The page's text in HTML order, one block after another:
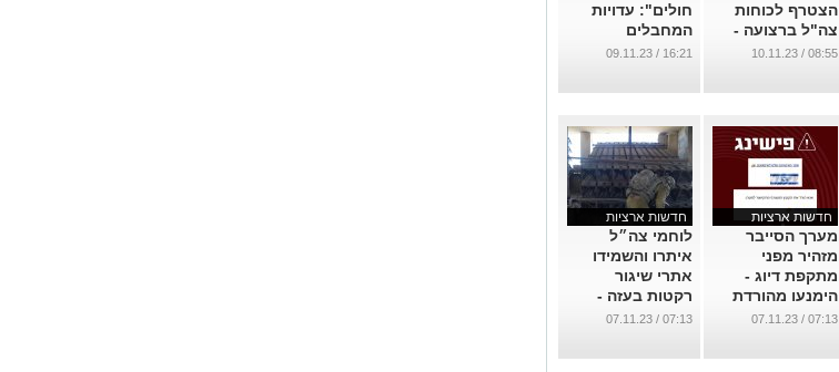
הצטרף לכוחות
צה"ל ברצועה -
צפו בתיעוד הנדיר
08:55 / 10.11.23
חולים": עדויות
המחבלים
נחשפות (וידאו)
16:21 / 09.11.23
חדשות ארציות
מערך הסייבר
מזהיר מפני
מתקפת דיוג -
הימנעו מהורדת
קבצים מסוכנים
...
07:13 / 07.11.23
חדשות ארציות
לוחמי צה״ל
איתרו והשמידו
אתרי שיגור
רקטות בעזה -
למעלה מחמישים
במועדון לנוער
07:13 / 07.11.23